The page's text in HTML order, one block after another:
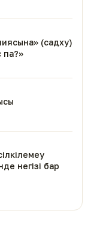
(садху)
па?»
негізі бар